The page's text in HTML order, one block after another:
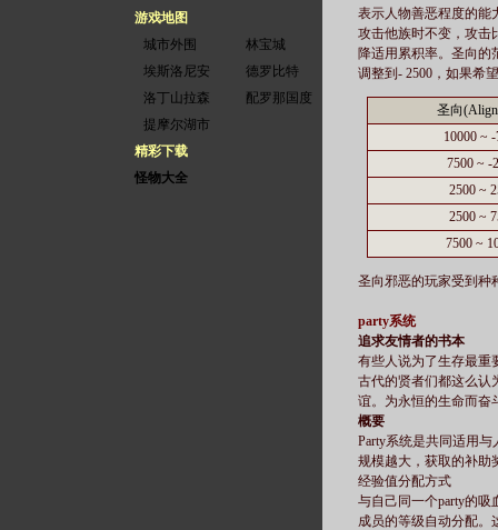
游戏地图
城市外围
林宝城
埃斯洛尼安
德罗比特
洛丁山拉森
配罗那国度
提摩尔湖市
精彩下载
怪物大全
表示人物善恶程度的能
攻击他族时不变，攻击
降适用累积率。圣向的
调整到- 2500，如果希
圣向
10000 ~
7500 ~ -
2500 ~
2500 ~
7500 ~
圣向邪恶的玩家受到种
party系统
追求友情者的书本
有些人说为了生存最重
古代的贤者们都这么认
谊。为永恒的生命而奋
概要
Party系统是共同适用
规模越大，获取的补助
经验值分配方式
与自己同一个party的吸
成员的等级自动分配。